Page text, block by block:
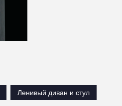
Ленивый диван и стул